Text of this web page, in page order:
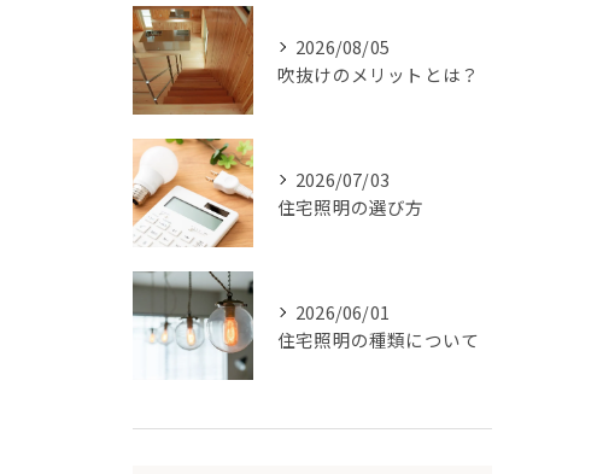
2026/08/05
吹抜けのメリットとは？
2026/07/03
住宅照明の選び方
2026/06/01
住宅照明の種類について